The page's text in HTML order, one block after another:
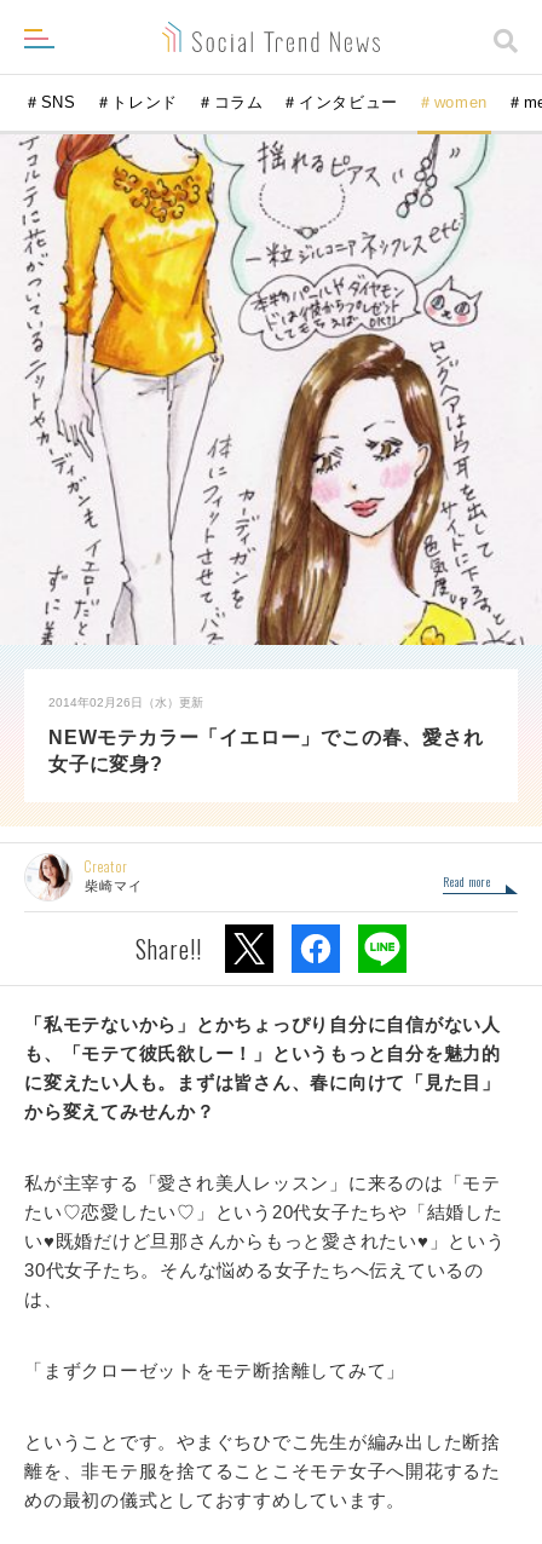
＃SNS ＃トレンド ＃コラム ＃インタビュー ＃women ＃
2014年02月26日（水） 更新
NEWモテカラー「イエロー」でこの春、愛され
女子に変身?
Creator
柴崎マイ Read more
Share!!
「私モテないから」とかちょっぴり自分に自信がない人
も、「モテて彼氏欲しー！」というもっと自分を魅力的
に変えたい人も。
まずは皆さん、春に向けて「見た目」
から変えてみせんか？
私が主宰する「愛され美人レッスン」に来るのは「モテ
たい♡恋愛したい♡」という20代女子たちや「結婚した
い♥既婚だけど旦那さんからもっと愛されたい♥」という
30代女子たち。そんな悩める女子たちへ伝えているの
は、
「まずクローゼットをモテ断捨離してみて」
ということです。やまぐちひでこ先生が編み出した断捨
離を、非モテ服を捨てることこそモテ女子へ開花するた
めの最初の儀式としておすすめしています。